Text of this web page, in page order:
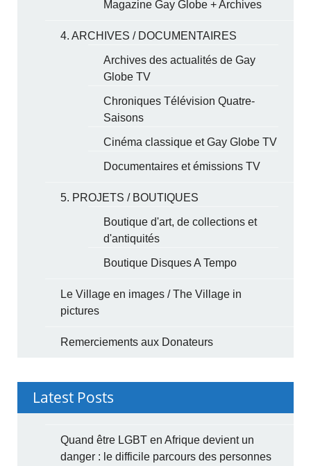
Magazine Gay Globe + Archives
4. ARCHIVES / DOCUMENTAIRES
Archives des actualités de Gay
Globe TV
Chroniques Télévision Quatre-
Saisons
Cinéma classique et Gay Globe TV
Documentaires et émissions TV
5. PROJETS / BOUTIQUES
Boutique d'art, de collections et
d'antiquités
Boutique Disques A Tempo
Le Village en images / The Village in
pictures
Remerciements aux Donateurs
Latest Posts
Quand être LGBT en Afrique devient un
danger : le difficile parcours des personnes